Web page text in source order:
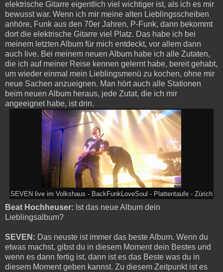
elektrische Gitarre eigentlich viel wichtiger ist, als ich es mir
bewusst war. Wenn ich mir meine alten Lieblingsscheiben
anhöre, Funk aus den 70er Jahren, P-Funk, dann bekommt
dort die elektrische Gitarre viel Platz. Das habe ich bei
meinem letzten Album für mich entdeckt, vor allem dann
auch live. Bei meinem neuen Album habe ich alle Zutaten,
die ich auf meiner Reise kennen gelernt habe, bereit gehabt,
um wieder einmal mein Lieblingsmenü zu kochen, ohne mir
neue Sachen anzueignen. Man hört auch alle Stationen
beim neuen Album heraus, jede Zutat, die ich mir
angeeignet habe, ist drin.
SEVEN live im Volkshaus - BackFunkLoveSoul - Plattentaufe - Zürich
Beat Hochheuser: Ist das neue Album dein
Lieblingsalbum?
SEVEN: Das neuste ist immer das beste Album. Wenn du
etwas machst, gibst du in diesem Moment dein Bestes und
wenn es dann fertig ist, dann ist es das Beste was du in
diesem Moment geben kannst. Zu diesem Zeitpunkt ist es